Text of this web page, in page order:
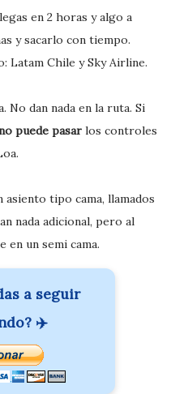
en 2 horas y algo a
y sacarlo con tiempo.
Latam Chile y Sky Airline.
No dan nada en la ruta. Si
puede pasar los controles
asiento tipo cama, llamados
nada adicional, pero al
en un semi cama.
✈️